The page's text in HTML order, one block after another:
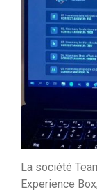
La société
Experience